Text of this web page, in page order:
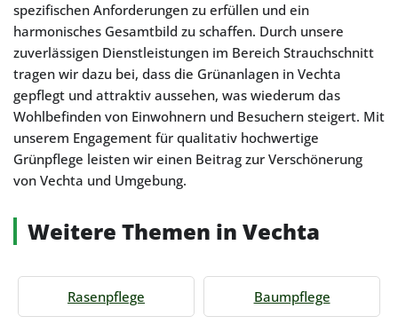
spezifischen Anforderungen zu erfüllen und ein
harmonisches Gesamtbild zu schaffen. Durch unsere
zuverlässigen Dienstleistungen im Bereich Strauchschnitt
tragen wir dazu bei, dass die Grünanlagen in Vechta
gepflegt und attraktiv aussehen, was wiederum das
Wohlbefinden von Einwohnern und Besuchern steigert. Mit
unserem Engagement für qualitativ hochwertige
Grünpflege leisten wir einen Beitrag zur Verschönerung
von Vechta und Umgebung.
Weitere Themen in Vechta
Rasenpflege Baumpflege